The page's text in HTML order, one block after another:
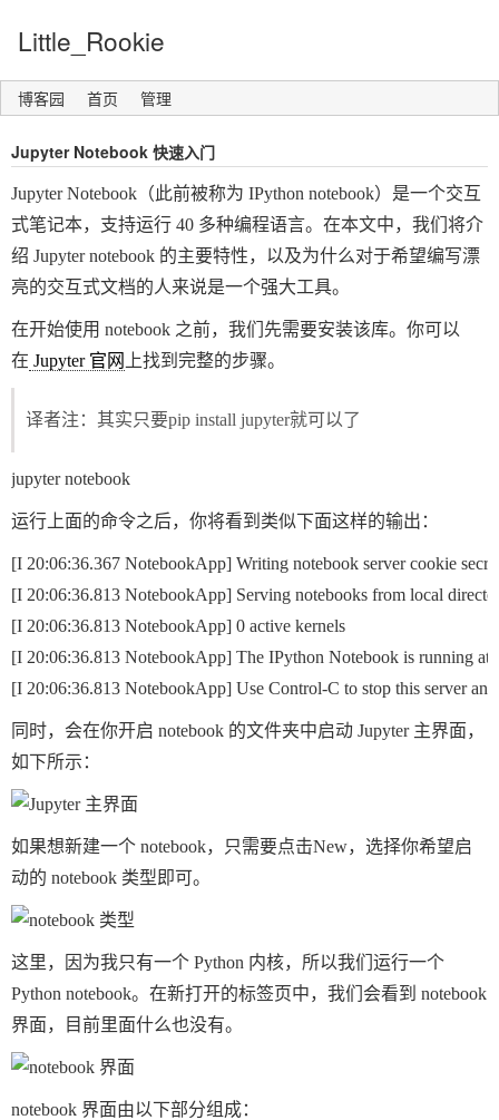
Little_Rookie
博客园 首页 管理
Jupyter Notebook 快速入门
Jupyter Notebook（此前被称为 IPython notebook）是一个交互
式笔记本，支持运行 40 多种编程语言。在本文中，我们将介
绍 Jupyter notebook 的主要特性，以及为什么对于希望编写漂
亮的交互式文档的人来说是一个强大工具。
在开始使用 notebook 之前，我们先需要安装该库。你可以
在 Jupyter 官网 上找到完整的步骤。
译者注：其实只要pip install jupyter就可以了
运行上面的命令之后，你将看到类似下面这样的输出：
[I 20:06:36.367 NotebookApp] Writing notebook server cookie
[I 20:06:36.813 NotebookApp] Serving notebooks from local
[I 20:06:36.813 NotebookApp] 0 active kernels
[I 20:06:36.813 NotebookApp] The IPython Notebook is running at:
同时，会在你开启 notebook 的文件夹中启动 Jupyter 主界面，
如下所示：
如果想新建一个 notebook，只需要点击New，选择你希望启
动的 notebook 类型即可。
这里，因为我只有一个 Python 内核，所以我们运行一个
Python notebook。在新打开的标签页中，我们会看到 notebook
界面，目前里面什么也没有。
notebook 界面由以下部分组成：